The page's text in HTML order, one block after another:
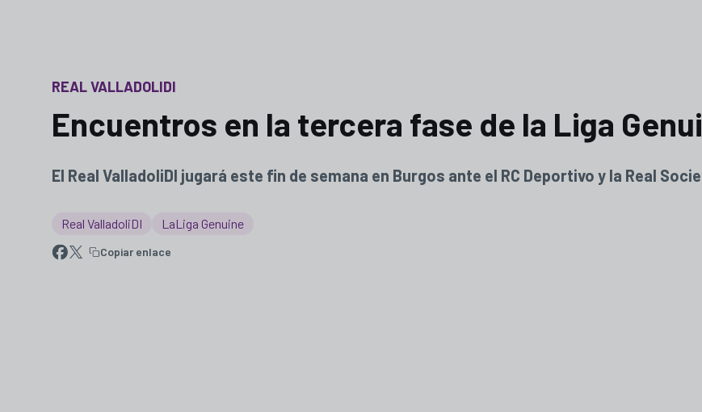
REAL VALLADOLIDI
Encuentros en la tercera fase de la Liga
El Real ValladoliDI jugará este fin de semana en Burgos ante el RC Deportivo y la Real
Real ValladoliDI LaLiga Genuine
Copiar enlace